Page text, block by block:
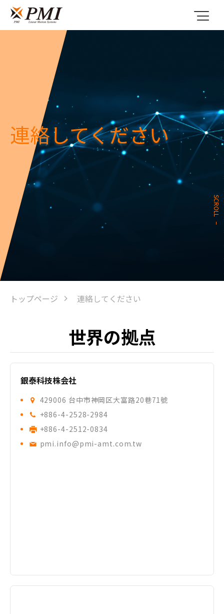
連絡してください
SCROLL
トップページ 連絡してください
世界の拠点
銀泰科技株会社
429006 台中市神岡区大富路20巷71號
+886-4-2528-2984
+886-4-2512-0834
pmi.info@pmi-amt.com.tw